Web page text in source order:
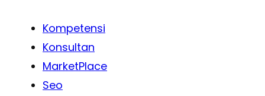
Kompetensi
Konsultan
MarketPlace
Seo